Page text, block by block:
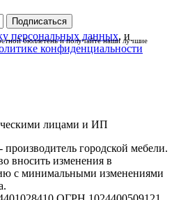
персональных данных, и
конфиденциальности
бюллетень и получайте наши лучшие
лицами и ИП
городской мебели.
вносить изменения в
с минимальными изменениями